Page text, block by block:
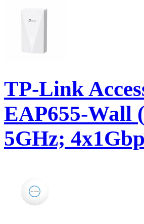
TP-Link
EAP655-Wall
5GHz;